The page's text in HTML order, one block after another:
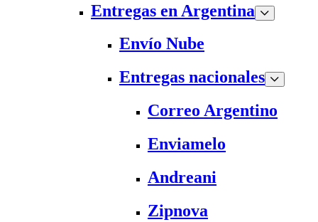
Entregas en Argentina
Envío Nube
Entregas nacionales
Correo Argentino
Enviamelo
Andreani
Zipnova